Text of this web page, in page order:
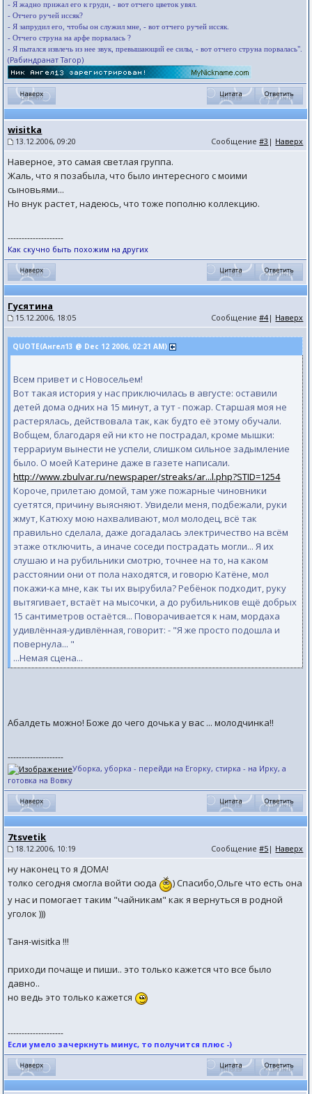
- Я жадно прижал его к груди, - вот отчего цветок увял.
- Отчего ручей иссяк?
- Я запрудил его, чтобы он служил мне, - вот отчего ручей иссяк.
- Отчего струна на арфе порвалась ?
- Я пытался извлечь из нее звук, превышающий ее силы, - вот отчего струна порвалась".
(Рабиндранат Тагор)
wisitka
13.12.2006, 09:20 Сообщение#3 | Наверх
Наверное, это самая светлая группа.
Жаль, что я позабыла, что было интересного с моими
сыновьями...
Но внук растет, надеюсь, что тоже пополню коллекцию.
--------------------
Как скучно быть похожим на других
Гусятина
15.12.2006, 18:05 Сообщение#4| Наверх
QUOTE(Ангел13 @ Dec 12 2006, 02:21 AM)
Всем привет и с Новосельем!
Вот такая история у нас приключилась в августе: оставили
детей дома одних на 15 минут, а тут - пожар. Старшая моя не
растерялась, действовала так, как будто её этому обучали.
Вобщем, благодаря ей ни кто не пострадал, кроме мышки:
террариум вынести не успели, слишком сильное задымление
было. О моей Катерине даже в газете написали.
http://www.zbulvar.ru/newspaper/streaks/ar...l.php?STID=1254
Короче, прилетаю домой, там уже пожарные чиновники
суетятся, причину выясняют. Увидели меня, подбежали, руки
жмут, Катюху мою нахваливают, мол молодец, всё так
правильно сделала, даже догадалась электричество на всём
этаже отключить, а иначе соседи пострадать могли... Я их
слушаю и на рубильники смотрю, точнее на то, на каком
расстоянии они от пола находятся, и говорю Катёне, мол
покажи-ка мне, как ты их вырубила? Ребёнок подходит, руку
вытягивает, встаёт на мысочки, а до рубильников ещё добрых
15 сантиметров остаётся... Поворачивается к нам, мордаха
удивлённая-удивлённая, говорит: - "Я же просто подошла и
повернула... "
...Немая сцена...
Абалдеть можно! Боже до чего дочька у вас ... молодчинка!!
--------------------
Уборка, уборка - перейди на Егорку, стирка - на Ирку, а
готовка на Вовку
7tsvetik
18.12.2006, 10:19 Сообщение#5 | Наверх
ну наконец то я ДОМА!
толко сегодня смогла войти сюда
) Спасибо,Ольге что есть она
у нас и помогает таким "чайникам" как я вернуться в родной
уголок )))
Таня-wisitka !!!
приходи почаще и пиши.. это только кажется что все было
давно..
но ведь это только кажется
--------------------
Если умело зачеркнуть минус, то получится плюс -)